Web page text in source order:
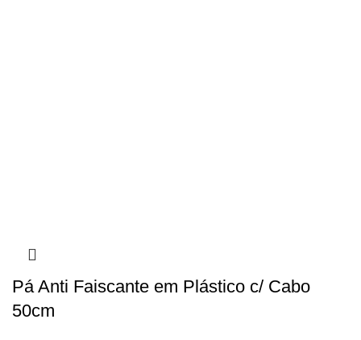
Pá Anti Faiscante em Plástico c/ Cabo
50cm